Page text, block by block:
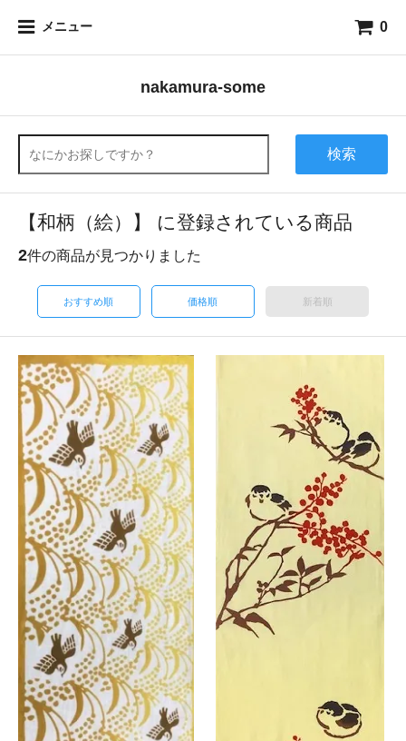
メニュー 0
nakamura-some
検索
【和柄（絵）】 に登録されている商品
2件の商品が見つかりました
おすすめ順 価格順 新着順